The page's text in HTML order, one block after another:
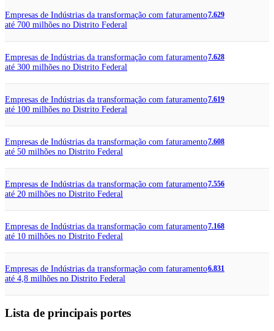
Empresas de Indústrias da transformação com faturamento
até 700 milhões no Distrito Federal
7.629
Empresas de Indústrias da transformação com faturamento
até 300 milhões no Distrito Federal
7.628
Empresas de Indústrias da transformação com faturamento
até 100 milhões no Distrito Federal
7.619
Empresas de Indústrias da transformação com faturamento
até 50 milhões no Distrito Federal
7.608
Empresas de Indústrias da transformação com faturamento
até 20 milhões no Distrito Federal
7.556
Empresas de Indústrias da transformação com faturamento
até 10 milhões no Distrito Federal
7.168
Empresas de Indústrias da transformação com faturamento
até 4,8 milhões no Distrito Federal
6.831
Lista de principais portes